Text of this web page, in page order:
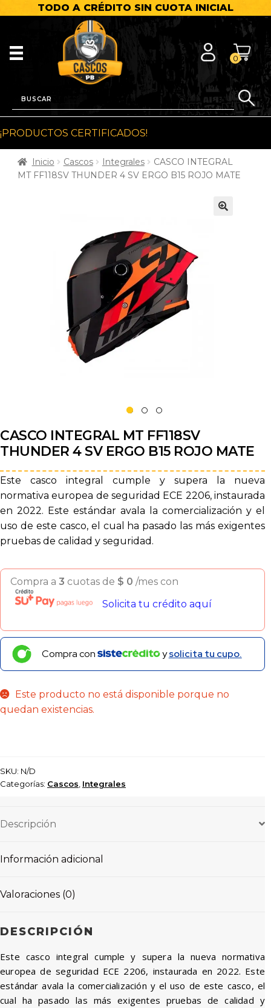
TODO A CRÉDITO SIN CUOTA INICIAL
0
¡PRODUCTOS CERTIFICADOS!
Inicio Cascos Integrales
CASCO INTEGRAL
MT FF118SV THUNDER 4 SV ERGO B15 ROJO MATE
CASCO INTEGRAL MT FF118SV
THUNDER 4 SV ERGO B15 ROJO MATE
Este casco integral cumple y supera la nueva
normativa europea de seguridad ECE 2206, instaurada
en 2022. Este estándar avala la comercialización y el
uso de este casco, el cual ha pasado las más exigentes
pruebas de calidad y seguridad.
Compra a 3 cuotas de $ 0 /mes con
Solicita tu crédito aquí
Compra con ysolicita tu cupo.
Este producto no está disponible porque no
quedan existencias.
SKU: N/D
Categorías: Cascos Integrales
Descripción
Información adicional
Valoraciones (0)
DESCRIPCIÓN
Este casco integral cumple y supera la nueva normativa
europea de seguridad ECE 2206, instaurada en 2022. Este
estándar avala la comercialización y el uso de este casco, el
cual ha pasado las más exigentes pruebas de calidad y